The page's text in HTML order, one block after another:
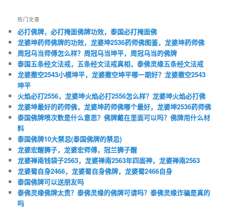
热门文章
必打佛牌，必打掩面佛牌功效，泰国必打掩面佛
龙婆坤药师佛牌的功效，龙婆坤2536药师佛图鉴，龙婆坤药师佛
周冠乌当师傅怎么样？周冠乌当坤平，周冠乌当的佛牌
泰国五条经文法戒，五条经文法戒真相，泰佛灵缘五条经文法戒
龙婆撒空2543小模坤平，龙婆撒空坤平哪一期好？龙婆撒空2543
坤平
火焰必打2556，龙婆坤火焰必打2556怎么样？龙婆坤火焰必打佛
龙婆坤最好的药师佛，龙婆坤药师佛哪个最好，龙婆坤2536药师佛
泰国佛牌喷次数是什么意思？佛牌戴在里面可以吗？佛牌用什么材
料
泰国佛牌10大禁忌(泰国佛牌的禁忌)
龙婆宏醒狮子，龙婆宏师傅，冠兰狮子醒
龙婆禅南钱袋子2563，龙婆禅南2563年四面神，龙婆禅南2563
龙婆蜀自身2466，龙婆蜀自身佛牌，龙婆蜀2466自身
泰国佛牌可以送朋友吗
泰佛灵缘佛牌太贵？泰佛灵缘的佛牌可请吗？泰佛灵缘诈骗是真的
吗